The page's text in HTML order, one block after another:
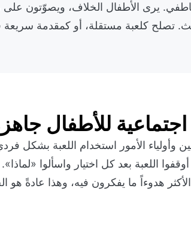
يرى الأطفال الخلاف، ويصوّتون
تصلح كلعبة مستقلة، أو كمقدمة
للأطفال
وأولياء الأمور استخدام اللعبة بشكل
أوقفوا اللعبة بعد كل اختيار واسألوا
هدوءاً ما يفكرون فيه، وهذا عادةً هو